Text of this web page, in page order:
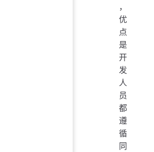
，
优
点
是
开
发
人
员
都
遵
循
同